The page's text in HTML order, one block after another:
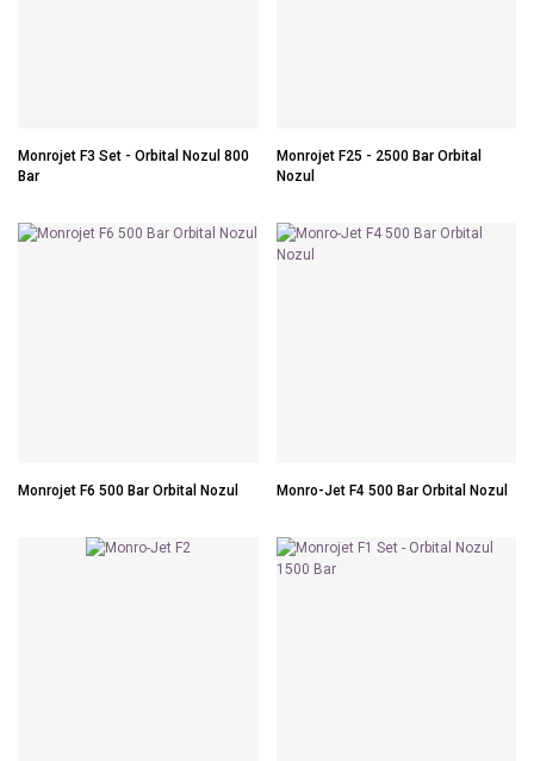
Monrojet F3 Set - Orbital Nozul 800
Bar
Monrojet F25 - 2500 Bar Orbital
Nozul
Monrojet F6 500 Bar Orbital Nozul Monro-Jet F4 500 Bar Orbital Nozul